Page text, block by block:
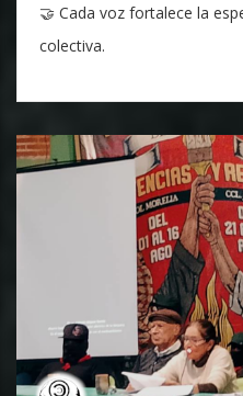
🤝 Cada voz fortalece la
colectiva.